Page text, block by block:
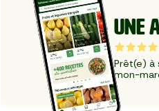
UNE
Prêt(e) à
mon-